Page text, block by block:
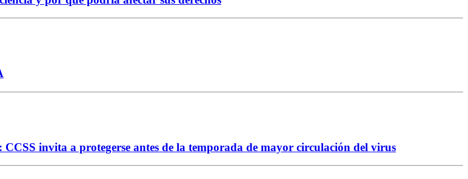
invita a protegerse antes de la temporada de mayor circulación del virus